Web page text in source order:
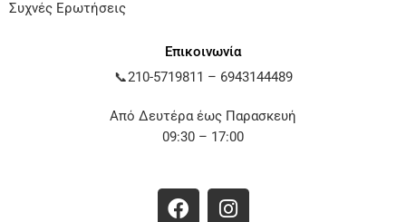
Συχνές Ερωτήσεις
Επικοινωνία
📞210-5719811 – 6943144489
Από Δευτέρα έως Παρασκευή
09:30 – 17:00